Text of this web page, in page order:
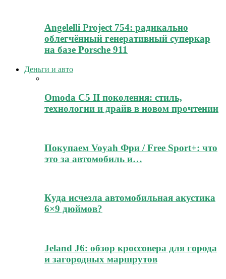
Angelelli Project 754: радикально
облегчённый генеративный суперкар
на базе Porsche 911
Деньги и авто
Omoda C5 II поколения: стиль,
технологии и драйв в новом прочтении
Покупаем Voyah Фри / Free Sport+: что
это за автомобиль и…
Куда исчезла автомобильная акустика
6×9 дюймов?
Jeland J6: обзор кроссовера для города
и загородных маршрутов